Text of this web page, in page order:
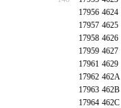
17956 4624
17957 4625
17958 4626
17959 4627
17961 4629
17962 462A
17963 462B
17964 462C